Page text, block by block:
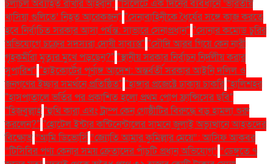
চলাচল অব্যাহত রাখার আহ্বান" "সিলেটে এক দিনের ব্যবধানে ‘ভারতীয়
খাসিয়া গু‌লিতে’ নিহত আরেকজন" "সেনাবাহিনীকে ধৈর্যের সঙ্গে কাজ করতে
হবে নির্বাচিত সরকার আসা পর্যন্ত: সাভারে সেনাপ্রধান" "সোনার কমোড চুরির
অভিযোগে চক্রের সদস্যরা দোষী সাব্যস্ত" "সৌদি আরব গিয়ে কেন নারী
গৃহকর্মীরা মৃত্যুর মুখে পড়ছেন?" "স্থানীয় সরকার নির্বাচন নির্দলীয় করার
সুপারিশ" "হাইকোর্টের পূর্ণাঙ্গ আদেশ: অন্তর্বর্তী সরকার আইনি দলিল ও
জনগণের ইচ্ছার সমর্থনে প্রতিষ্ঠিত" "হাঙ্গার প্রজেক্টে ঢাকায় চাকরি"হালিশহর
"হাসপাতালে ভর্তির পর প্রকাশিত হলো প্রথম পোপ ফ্রান্সিসের ছবি"
"হিজবুল্লাহ"হুথি কারা এবং ট্রাম্প কেন গোষ্ঠীটির বিরুদ্ধে বড় হামলা শুরু
করলেন?" "হোটেল ইন্টার কন্টিনেন্টালের সামনে জুলাই অভ্যুত্থানে আহতদের
বিক্ষোভ “আমি ডিভোর্সি “জ্যোতি আমার কুমিল্লার মেয়ে”: আসিফ আকবর
“টিসিবির পণ্য কেনার সময় ক্রেতাদের পাঁচটি প্রধান অভিযোগ” “ডেঙ্গুতে ৭